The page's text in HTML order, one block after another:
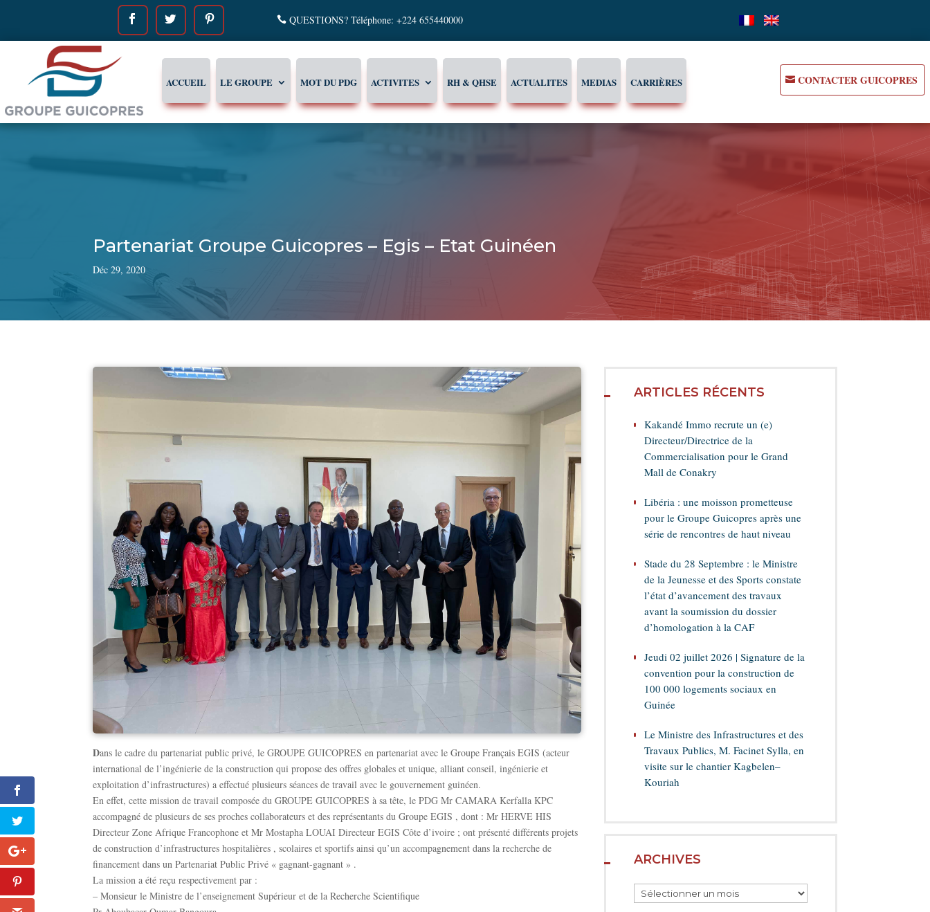
QUESTIONS? Téléphone: +224 655440000
ACCUEIL LE GROUPE MOT DU PDG ACTIVITES RH & QHSE ACTUALITES MEDIAS CARRIÈRES CONTACTER GUICOPRES
Partenariat Groupe Guicopres – Egis – Etat Guinéen
Déc 29, 2020
Dans le cadre du partenariat public privé, le GROUPE GUICOPRES en partenariat avec le Groupe Français EGIS (acteur
international de l’ingénierie de la construction qui propose des offres globales et unique, alliant conseil, ingénierie et
exploitation d’infrastructures) a effectué plusieurs séances de travail avec le gouvernement guinéen.
En effet, cette mission de travail composée du GROUPE GUICOPRES à sa tête, le PDG Mr CAMARA Kerfalla KPC
accompagné de plusieurs de ses proches collaborateurs et des représentants du Groupe EGIS , dont : Mr HERVE HIS
Directeur Zone Afrique Francophone et Mr Mostapha LOUAI Directeur EGIS Côte d’ivoire ; ont présenté différents projets
de construction d’infrastructures hospitalières , scolaires et sportifs ainsi qu’un accompagnement dans la recherche de
financement dans un Partenariat Public Privé « gagnant-gagnant » .
La mission a été reçu respectivement par :
– Monsieur le Ministre de l’enseignement Supérieur et de la Recherche Scientifique
ARTICLES RÉCENTS
Kakandé Immo recrute un (e)
Directeur/Directrice de la
Commercialisation pour le Grand
Mall de Conakry
Libéria : une moisson prometteuse
pour le Groupe Guicopres après une
série de rencontres de haut niveau
Stade du 28 Septembre : le Ministre
de la Jeunesse et des Sports constate
l’état d’avancement des travaux
avant la soumission du dossier
d’homologation à la CAF
Jeudi 02 juillet 2026 | Signature de la
convention pour la construction de
100 000 logements sociaux en
Guinée
Le Ministre des Infrastructures et des
Travaux Publics, M. Facinet Sylla, en
visite sur le chantier Kagbelen–
Kouriah
ARCHIVES
Archives